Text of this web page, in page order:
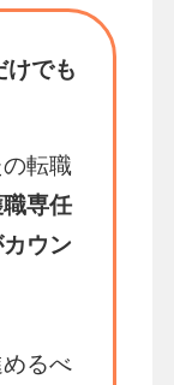
けでも
転職
専任
ウン
るべ